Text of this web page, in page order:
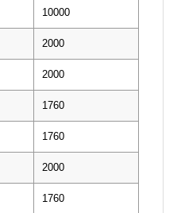
10000
2000
2000
1760
1760
2000
1760